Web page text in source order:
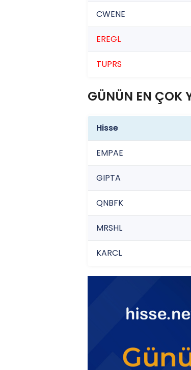
CWENE
EREGL
TUPRS
GÜNÜN EN ÇOK
Hisse
EMPAE
GIPTA
QNBFK
MRSHL
KARCL